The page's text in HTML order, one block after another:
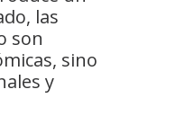
las
son
sino
y